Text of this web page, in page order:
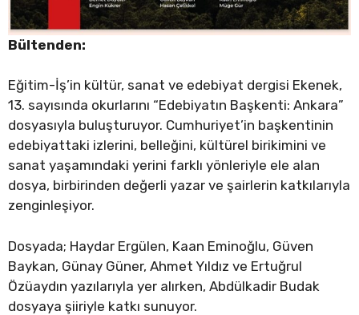
Bültenden:
Eğitim-İş’in kültür, sanat ve edebiyat dergisi Ekenek,
13. sayısında okurlarını “Edebiyatın Başkenti: Ankara”
dosyasıyla buluşturuyor. Cumhuriyet’in başkentinin
edebiyattaki izlerini, belleğini, kültürel birikimini ve
sanat yaşamındaki yerini farklı yönleriyle ele alan
dosya, birbirinden değerli yazar ve şairlerin katkılarıyla
zenginleşiyor.
Dosyada; Haydar Ergülen, Kaan Eminoğlu, Güven
Baykan, Günay Güner, Ahmet Yıldız ve Ertuğrul
Özüaydın yazılarıyla yer alırken, Abdülkadir Budak
dosyaya şiiriyle katkı sunuyor.